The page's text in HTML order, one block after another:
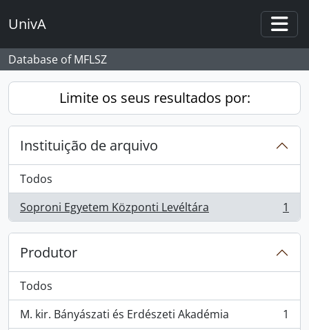
UnivA
Database of MFLSZ
Limite os seus resultados por:
Instituição de arquivo
Todos
Soproni Egyetem Központi Levéltára
, 1 resultados 1
Produtor
Todos
M. kir. Bányászati és Erdészeti Akadémia
, 1 resultados
1